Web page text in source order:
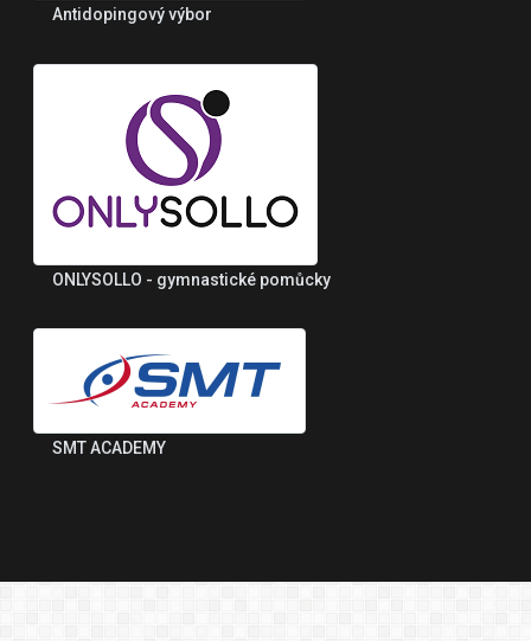
Antidopingový výbor
ONLYSOLLO - gymnastické pomůcky
SMT ACADEMY